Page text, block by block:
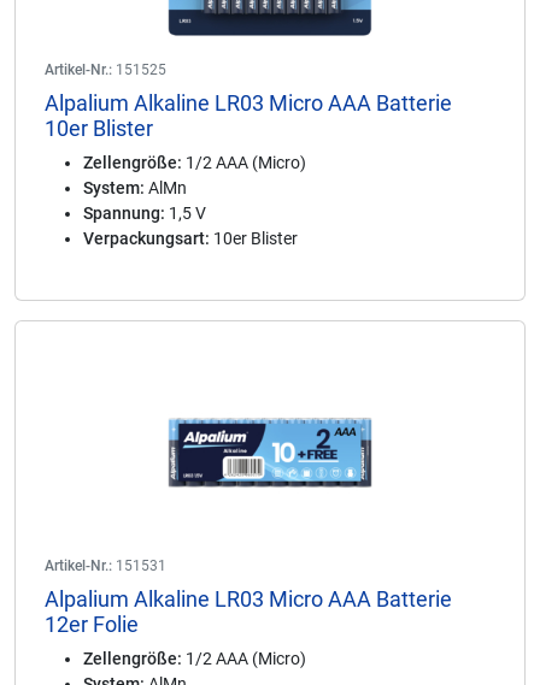
Artikel-Nr.: 151525
Alpalium Alkaline LR03 Micro AAA Batterie
10er Blister
Zellengröße: 1/2 AAA (Micro)
System: AlMn
Spannung: 1,5 V
Verpackungsart: 10er Blister
Artikel-Nr.: 151531
Alpalium Alkaline LR03 Micro AAA Batterie
12er Folie
Zellengröße: 1/2 AAA (Micro)